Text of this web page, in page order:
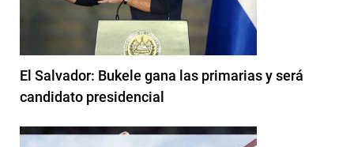
El Salvador: Bukele gana las primarias y será
candidato presidencial